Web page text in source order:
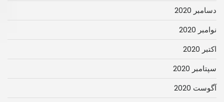
دسامبر 2020
نوامبر 2020
اکتبر 2020
سپتامبر 2020
آگوست 2020